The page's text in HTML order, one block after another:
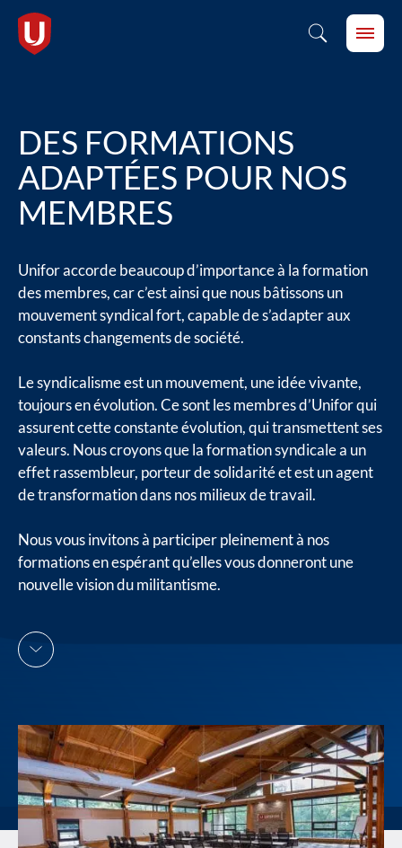
DES FORMATIONS
ADAPTÉES POUR NOS
MEMBRES
Unifor accorde beaucoup d’importance à la formation
des membres, car c’est ainsi que nous bâtissons un
mouvement syndical fort, capable de s’adapter aux
constants changements de société.
Le syndicalisme est un mouvement, une idée vivante,
toujours en évolution. Ce sont les membres d’Unifor qui
assurent cette constante évolution, qui transmettent ses
valeurs. Nous croyons que la formation syndicale a un
effet rassembleur, porteur de solidarité et est un agent
de transformation dans nos milieux de travail.
Nous vous invitons à participer pleinement à nos
formations en espérant qu’elles vous donneront une
nouvelle vision du militantisme.